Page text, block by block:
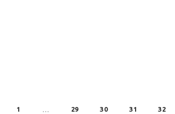
1 … 29 30 31 32